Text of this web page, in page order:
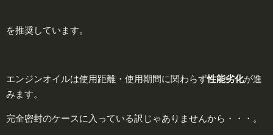
を推奨しています。
エンジンオイルは使用距離・使用期間に関わらず性能劣化が進
みます。
完全密封のケースに入っている訳じゃありませんから・・・。